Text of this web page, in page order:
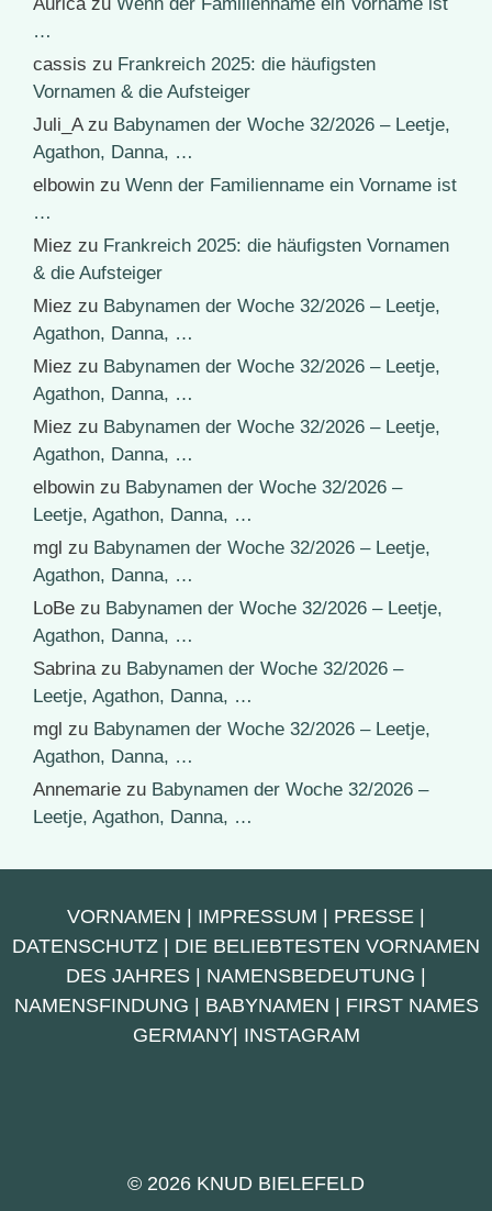
Auricazu Wenn der Familienname ein Vorname ist
…
cassis zu Frankreich 2025: die häufigsten
Vornamen & die Aufsteiger
Juli_Azu Babynamen der Woche 32/2026 – Leetje,
Agathon, Danna, …
elbowin zu Wenn der Familienname ein Vorname ist
…
Miez zu Frankreich 2025: die häufigsten Vornamen
& die Aufsteiger
Miez zu Babynamen der Woche 32/2026 – Leetje,
Agathon, Danna, …
Miez zu Babynamen der Woche 32/2026 – Leetje,
Agathon, Danna, …
Miez zu Babynamen der Woche 32/2026 – Leetje,
Agathon, Danna, …
elbowin zu Babynamen der Woche 32/2026 –
Leetje, Agathon, Danna, …
mgl zu Babynamen der Woche 32/2026 – Leetje,
Agathon, Danna, …
LoBe zu Babynamen der Woche 32/2026 – Leetje,
Agathon, Danna, …
Sabrinazu Babynamen der Woche 32/2026 –
Leetje, Agathon, Danna, …
mgl zu Babynamen der Woche 32/2026 – Leetje,
Agathon, Danna, …
Annemarie zu Babynamen der Woche 32/2026 –
Leetje, Agathon, Danna, …
VORNAMEN IMPRESSUM PRESSE
DATENSCHUTZ
DIE BELIEBTESTEN VORNAMEN
DES JAHRES
NAMENSBEDEUTUNG
NAMENSFINDUNG
BABYNAMEN
FIRST NAMES
GERMANY| INSTAGRAM
© 2026 KNUD BIELEFELD